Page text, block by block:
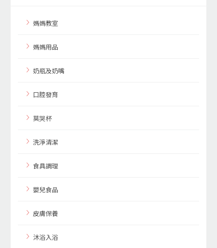
媽媽教室
媽媽用品
奶瓶及奶嘴
口腔發育
莫哭杯
洗淨清潔
食具調理
嬰兒食品
皮膚保養
沐浴入浴